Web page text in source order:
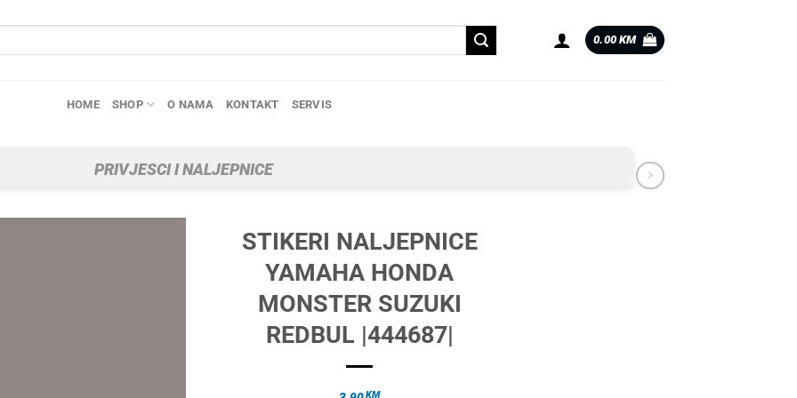
0.00 KM
HOME SHOP O NAMA KONTAKT SERVIS
PRIVJESCI I NALJEPNICE
STIKERI NALJEPNICE
YAMAHA HONDA
MONSTER SUZUKI
REDBUL |444687|
KM